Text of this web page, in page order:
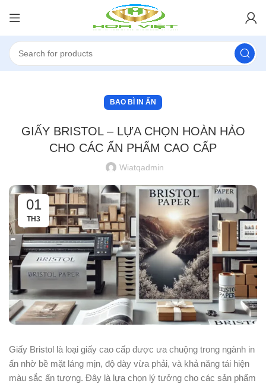
BAO BÌ IN ẤN
GIẤY BRISTOL – LỰA CHỌN HOÀN HẢO
CHO CÁC ẤN PHẨM CAO CẤP
Wiatqadmin
01
TH3
Giấy Bristol là loại giấy cao cấp được ưa chuộng trong ngành in
ấn nhờ bề mặt láng mịn, độ dày vừa phải, và khả năng tái hiện
màu sắc ấn tượng. Đây là lựa chọn lý tưởng cho các sản phẩm